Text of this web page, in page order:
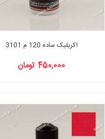
اکریلیک ساده 120 م 3101
450,000 تومان